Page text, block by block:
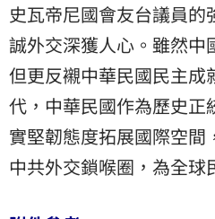
史瓦帝尼國會友台議員
誠外交深獲人心。雖然中
但更反襯中華民國民主成
代，中華民國作為歷史正
實堅韌態度拓展國際空
中共外交鎖喉圈，為全球